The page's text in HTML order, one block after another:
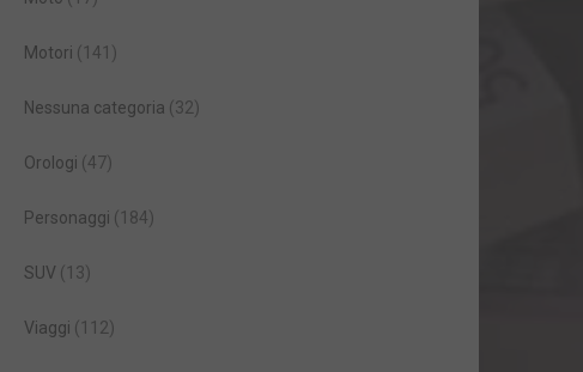
Motori (141)
Nessuna categoria (32)
Orologi (47)
Personaggi (184)
SUV (13)
Viaggi (112)